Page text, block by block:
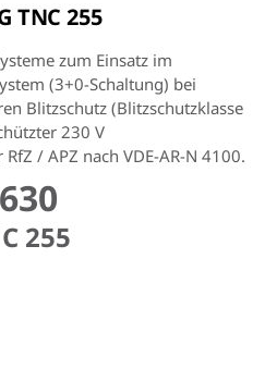
TNC 255
zum Einsatz im
(3+0-Schaltung) bei
Blitzschutz (Blitzschutzklasse
230 V
/ APZ nach VDE-AR-N 4100.
255